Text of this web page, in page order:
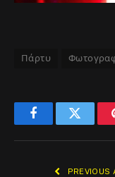
Πάρτυ
FacebookTwitter
PREVIOUS